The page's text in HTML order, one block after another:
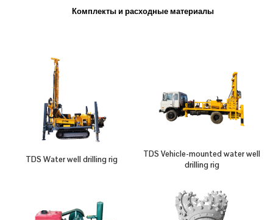
Комплекты и расходные материалы
TDS Water well drilling rig
TDS Vehicle-mounted water well
drilling rig